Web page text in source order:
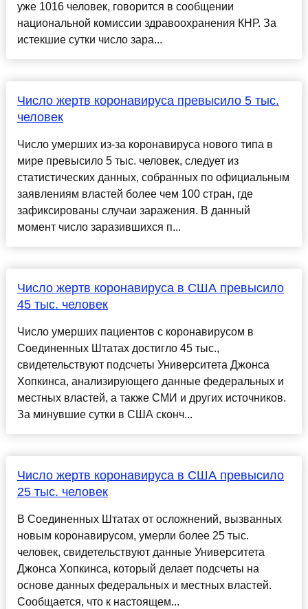
уже 1016 человек, говорится в сообщении
национальной комиссии здравоохранения КНР. За
истекшие сутки число зара...
Число жертв коронавируса превысило 5 тыс.
человек
Число умерших из-за коронавируса нового типа в
мире превысило 5 тыс. человек, следует из
статистических данных, собранных по официальным
заявлениям властей более чем 100 стран, где
зафиксированы случаи заражения. В данный
момент число заразившихся п...
Число жертв коронавируса в США превысило
45 тыс. человек
Число умерших пациентов с коронавирусом в
Соединенных Штатах достигло 45 тыс.,
свидетельствуют подсчеты Университета Джонса
Хопкинса, анализирующего данные федеральных и
местных властей, а также СМИ и других источников.
За минувшие сутки в США сконч...
Число жертв коронавируса в США превысило
25 тыс. человек
В Соединенных Штатах от осложнений, вызванных
новым коронавирусом, умерли более 25 тыс.
человек, свидетельствуют данные Университета
Джонса Хопкинса, который делает подсчеты на
основе данных федеральных и местных властей.
Сообщается, что к настоящем...